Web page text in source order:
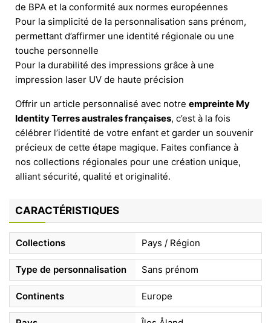
de BPA et la conformité aux normes européennes
Pour la simplicité de la personnalisation sans prénom,
permettant d’affirmer une identité régionale ou une
touche personnelle
Pour la durabilité des impressions grâce à une
impression laser UV de haute précision
Offrir un article personnalisé avec notre empreinte My
Identity Terres australes françaises, c’est à la fois
célébrer l’identité de votre enfant et garder un souvenir
précieux de cette étape magique. Faites confiance à
nos collections régionales pour une création unique,
alliant sécurité, qualité et originalité.
CARACTÉRISTIQUES
Collections Pays / Région
Type de personnalisation Sans prénom
Continents Europe